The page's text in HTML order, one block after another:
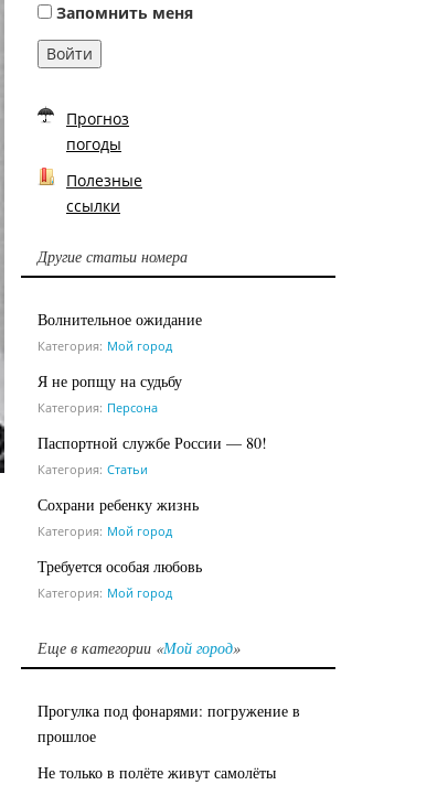
Запомнить меня
Войти
Прогноз
погоды
Полезные
ссылки
Другие статьи номера
Волнительное ожидание
Категория: Мой город
Я не ропщу на судьбу
Категория: Персона
Паспортной службе России — 80!
Категория: Статьи
Сохрани ребенку жизнь
Категория: Мой город
Требуется особая любовь
Категория: Мой город
Еще в категории «Мой город»
Прогулка под фонарями: погружение в
прошлое
Не только в полёте живут самолёты